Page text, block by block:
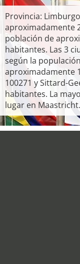
Provincia:
aproximadamente
población de
habitantes. Las 3
según la
aproximadamente
100271 y Sittard-
habitantes. La
lugar en Maastricht.